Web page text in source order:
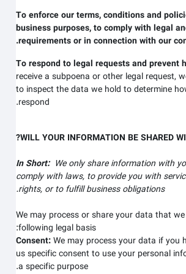
To enforce our terms, conditions and
business purposes, to comply with legal
requirements or in connection with our
To respond to legal requests and
receive a subpoena or other legal request,
to inspect the data we hold to determine
respond.
In Short:We only share information with
comply with laws, to provide you with
rights, or to fulfill business obligations.
We may process or share your data that
following legal basis:
Consent:We may process your data if you
us specific consent to use your personal
a specific purpose.